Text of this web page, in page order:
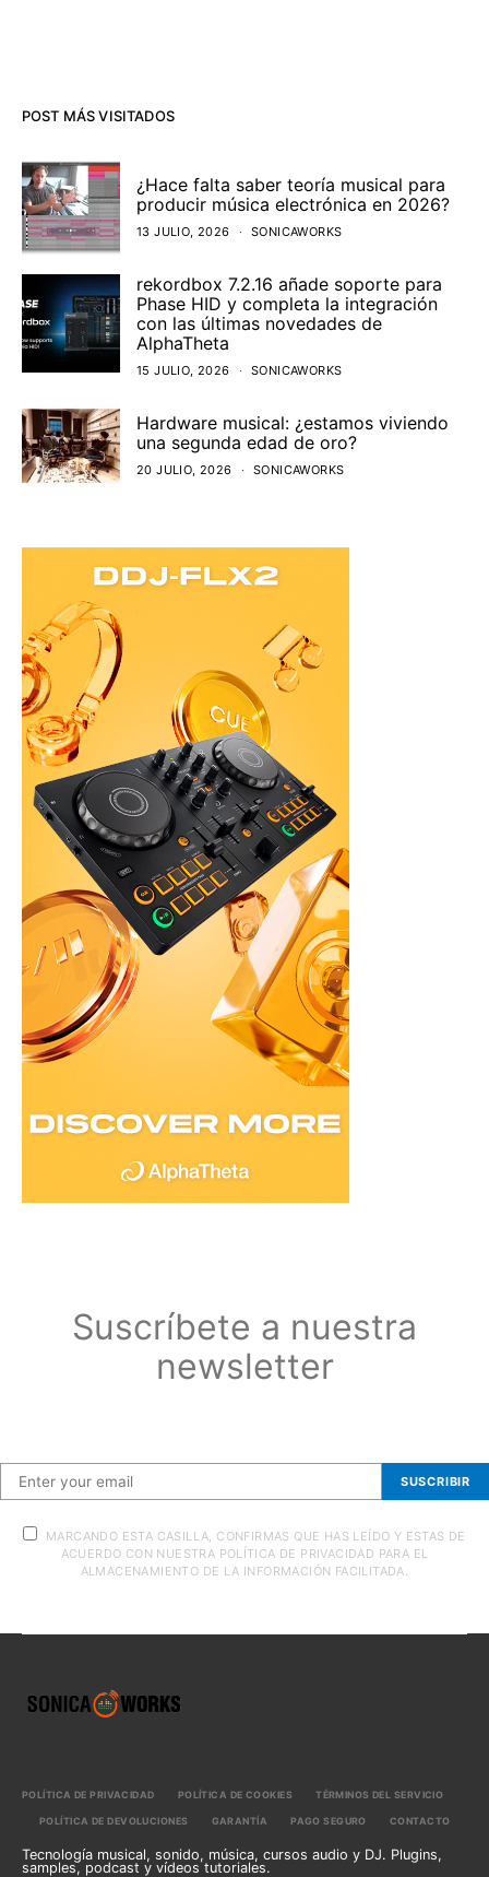
POST MÁS VISITADOS
¿Hace falta saber teoría musical para
producir música electrónica en 2026?
13 JULIO, 2026 SONICAWORKS
rekordbox 7.2.16 añade soporte para
Phase HID y completa la integración
con las últimas novedades de
AlphaTheta
15 JULIO, 2026 SONICAWORKS
Hardware musical: ¿estamos viviendo
una segunda edad de oro?
20 JULIO, 2026 SONICAWORKS
Suscríbete a nuestra
newsletter
SUSCRIBIR
MARCANDO ESTA CASILLA, CONFIRMAS QUE HAS LEÍDO Y ESTAS DE
ACUERDO CON NUESTRA POLÍTICA DE PRIVACIDAD PARA EL
ALMACENAMIENTO DE LA INFORMACIÓN FACILITADA.
POLÍTICA DE PRIVACIDAD POLÍTICA DE COOKIES TÉRMINOS DEL SERVICIO
POLÍTICA DE DEVOLUCIONES GARANTÍA PAGO SEGURO CONTACTO
Tecnología musical, sonido, música, cursos audio y DJ. Plugins,
samples, podcast y vídeos tutoriales.